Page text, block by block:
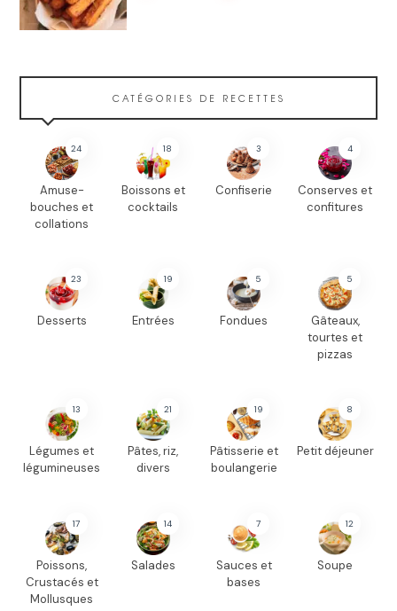
CATÉGORIES DE RECETTES
24
Amuse-
bouches et
collations
18
Boissons et
cocktails
3
Confiserie
4
Conserves et
confitures
23
Desserts
19
Entrées
5
Fondues
5
Gâteaux,
tourtes et
pizzas
13
Légumes et
légumineuses
21
Pâtes, riz,
divers
19
Pâtisserie et
boulangerie
8
Petit déjeuner
17
Poissons,
Crustacés et
Mollusques
14
Salades
7
Sauces et
bases
12
Soupe